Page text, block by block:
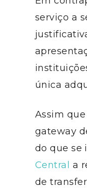
serviço a
única
Assim
gateway
do que se
Central
a
de